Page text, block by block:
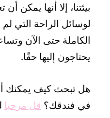
بيئتنا، إلا أنها يمكن
لوسائل الراحة التي
الكاملة حتى الآن
يحتاجون إليها حقًا.
هل تبحث كيف يمكنك
في فندقك؟ قل مرحبا